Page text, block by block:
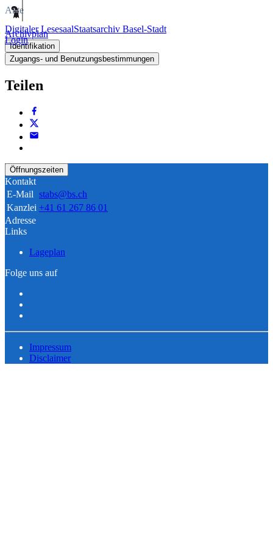
Digitaler LesesaalStaatsarchiv Basel-Stadt
Login
Akte
Archivplan
Identifikation
Zugangs- und Benutzungsbestimmungen
Teilen
Öffnungszeiten
Kontakt
E-Mail stabs@bs.ch
Kanzlei +41 61 267 86 01
Adresse
Links
Lageplan
Folge uns auf
Impressum
Disclaimer